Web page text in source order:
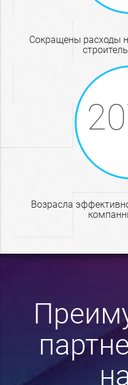
Сокращены расходы на связь в компании ООО
Возрасла эффективность работы операторов